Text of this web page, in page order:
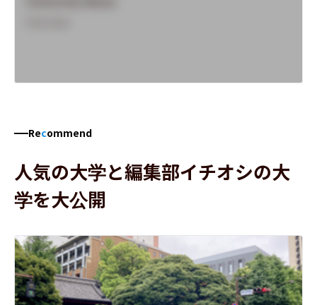
Recommend
人気の大学と編集部イチオシの大
学を大公開